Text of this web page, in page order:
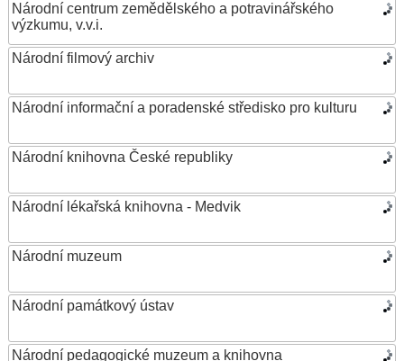
Národní centrum zemědělského a potravinářského
výzkumu, v.v.i.
Národní filmový archiv
Národní informační a poradenské středisko pro kulturu
Národní knihovna České republiky
Národní lékařská knihovna - Medvik
Národní muzeum
Národní památkový ústav
Národní pedagogické muzeum a knihovna